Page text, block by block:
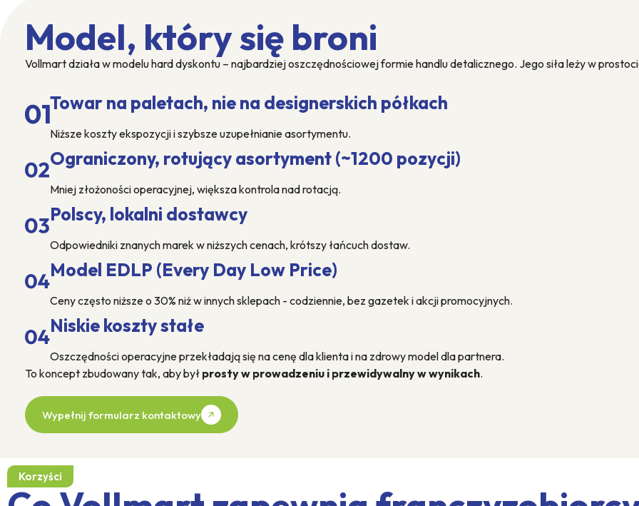
Model, który się broni
Vollmart działa w modelu hard dyskontu – najbardziej oszczędnościowej formie handlu detalicznego. Jego siła leży w
Towar na paletach, nie na designerskich półkach
Niższe koszty ekspozycji i szybsze uzupełnianie asortymentu.
Ograniczony, rotujący asortyment (~1200 pozycji)
Mniej złożoności operacyjnej, większa kontrola nad rotacją.
Polscy, lokalni dostawcy
Odpowiedniki znanych marek w niższych cenach, krótszy łańcuch dostaw.
Model EDLP (Every Day Low Price)
Ceny często niższe o 30% niż w innych sklepach - codziennie, bez gazetek i akcji promocyjnych.
Niskie koszty stałe
Oszczędności operacyjne przekładają się na cenę dla klienta i na zdrowy model dla partnera.
To koncept zbudowany tak, aby był prosty w prowadzeniu i przewidywalny w wynikach.
Wypełnij formularz kontaktowy
Korzyści